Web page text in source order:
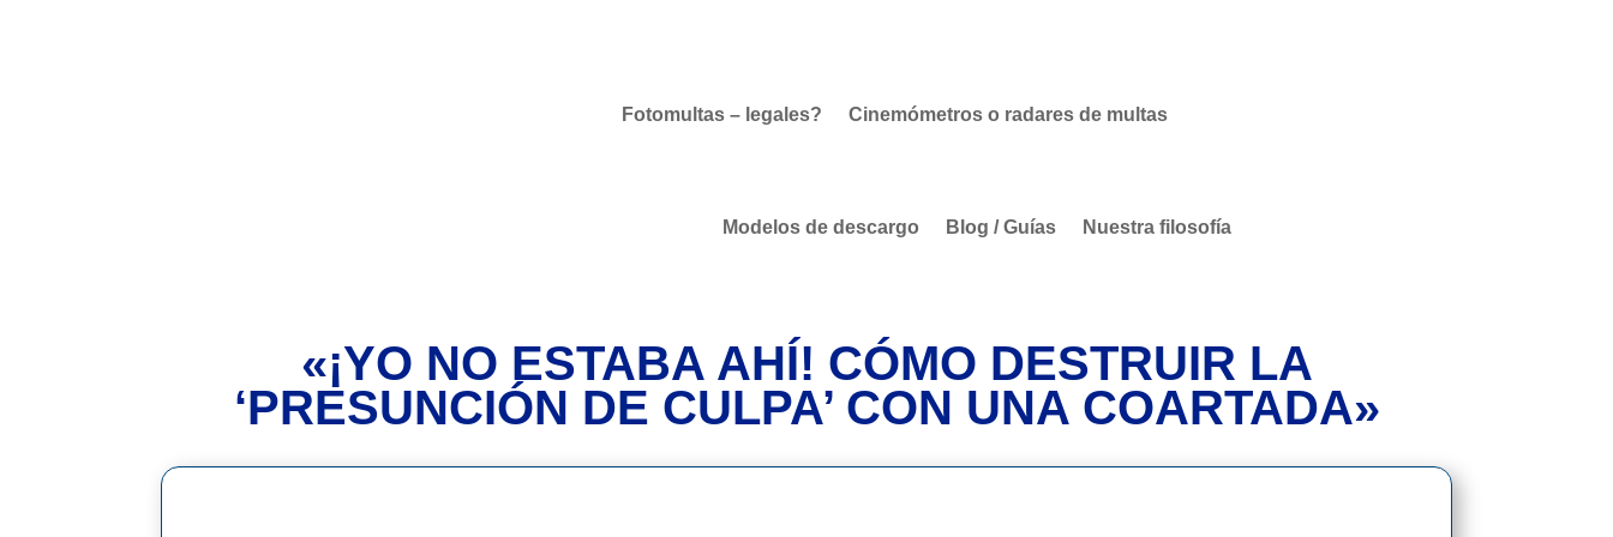
Fotomultas – legales? Cinemómetros o radares de multas
Modelos de descargo Blog / Guías Nuestra filosofía
«¡YO NO ESTABA AHÍ! CÓMO DESTRUIR LA
‘PRESUNCIÓN DE CULPA’ CON UNA COARTADA»